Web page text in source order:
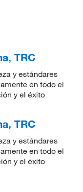
TRC
y estándares
en todo el
y el éxito
TRC
y estándares
en todo el
y el éxito